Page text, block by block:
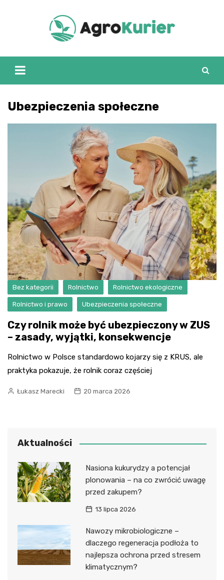
Ubezpieczenia społeczne
Bez kategorii Rolnictwo Rolnictwo ekologiczne
Rolnictwo i prawo Ubezpieczenia społeczne
Czy rolnik może być ubezpieczony w ZUS
– zasady, wyjątki, konsekwencje
Rolnictwo w Polsce standardowo kojarzy się z KRUS, ale
praktyka pokazuje, że rolnik coraz częściej
Łukasz Marecki 20 marca 2026
Aktualności
Nasiona kukurydzy a potencjał
plonowania – na co zwrócić uwagę
przed zakupem?
13 lipca 2026
Nawozy mikrobiologiczne –
dlaczego regeneracja podłoża to
najlepsza ochrona przed stresem
klimatycznym?